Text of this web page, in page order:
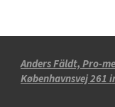
Anders Fäldt, Pro-
Københavnsvej 261